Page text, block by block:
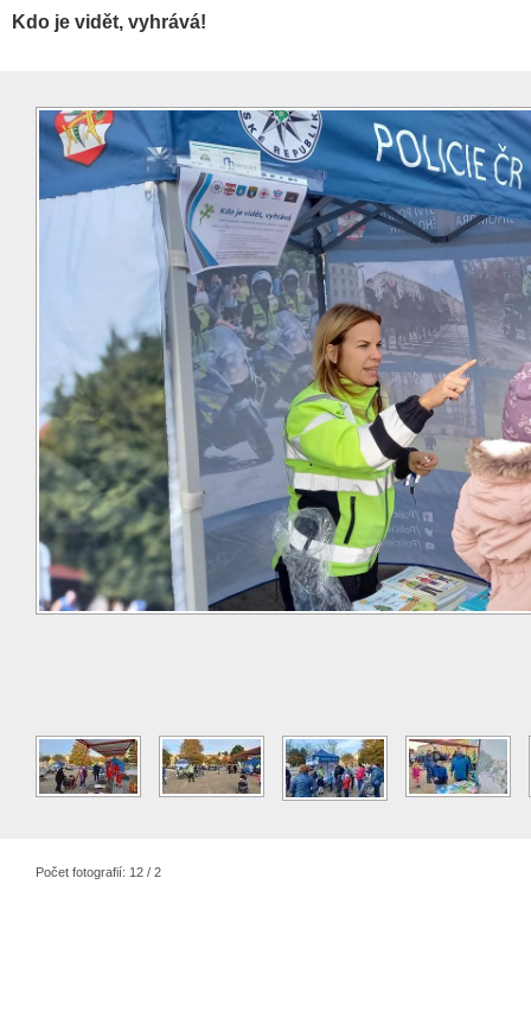
Kdo je vidět, vyhrává!
Počet fotografií: 12 / 2